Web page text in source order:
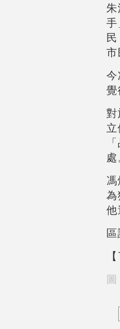
市
覺
處
為
他